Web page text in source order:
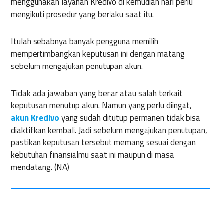
mengikuti prosedur yang berlaku saat itu.
Itulah sebabnya banyak pengguna memilih
mempertimbangkan keputusan ini dengan matang
sebelum mengajukan penutupan akun.
Tidak ada jawaban yang benar atau salah terkait
keputusan menutup akun. Namun yang perlu diingat,
akun Kredivoyang sudah ditutup permanen tidak bisa
diaktifkan kembali. Jadi sebelum mengajukan penutupan,
pastikan keputusan tersebut memang sesuai dengan
kebutuhan finansialmu saat ini maupun di masa
mendatang. (NA)